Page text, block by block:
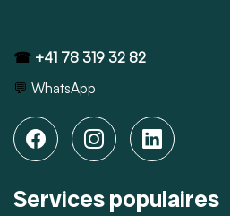
☎ +41 78 319 32 82
💬 WhatsApp
Services populaires